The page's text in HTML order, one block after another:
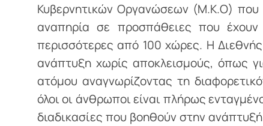
Κυβερνητικών Οργανώσεων (Μ.Κ.Ο) που
αναπηρία σε προσπάθειες που
περισσότερες από 100 χώρες. Η
ανάπτυξη χωρίς αποκλεισμούς, όπως
ατόμου αναγνωρίζοντας τη
όλοι οι άνθρωποι είναι πλήρως
διαδικασίες που βοηθούν στην